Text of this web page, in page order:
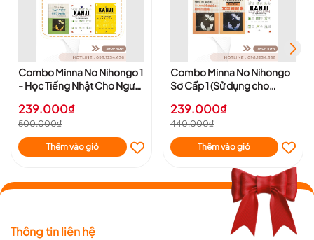
Combo Minna No Nihongo 1
- Học Tiếng Nhật Cho Người
239.000₫
500.000₫
Thêm vào giỏ
Combo Minna No Nihongo
Sơ Cấp 1 (Sử dụng cho
N5
239.000₫
440.000₫
Thêm vào giỏ
Thông tin liên hệ